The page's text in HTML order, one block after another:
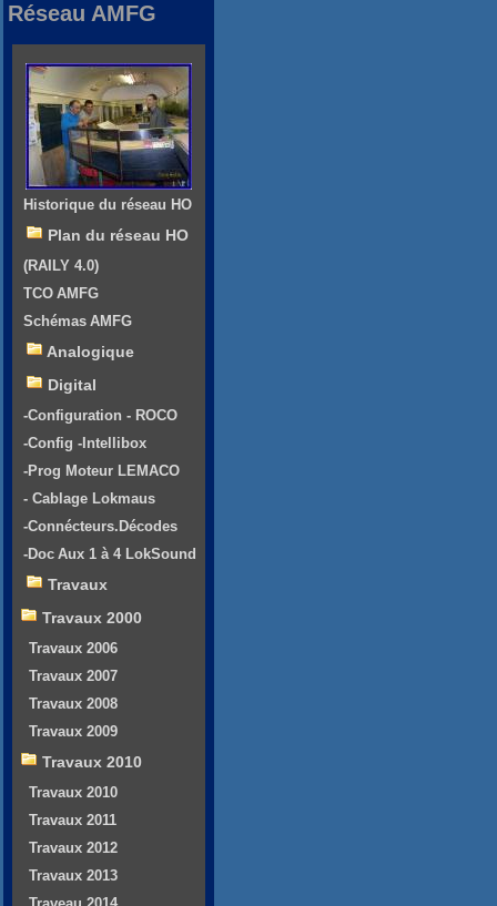
Réseau AMFG
Historique du réseau HO
Plan du réseau HO
(RAILY 4.0)
TCO AMFG
Schémas AMFG
Analogique
Digital
-Configuration - ROCO
-Config -Intellibox
-Prog Moteur LEMACO
- Cablage Lokmaus
-Connécteurs.Décodes
-Doc Aux 1 à 4 LokSound
Travaux
Travaux 2000
Travaux 2006
Travaux 2007
Travaux 2008
Travaux 2009
Travaux 2010
Travaux 2010
Travaux 2011
Travaux 2012
Travaux 2013